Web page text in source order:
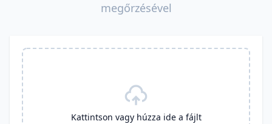
megőrzésével
Kattintson vagy húzza ide a fájlt